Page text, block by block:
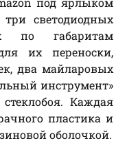
три светодиодных
по габаритам
их переноски,
два майларовых
инструмент»
Каждая
пластика и
оболочкой.